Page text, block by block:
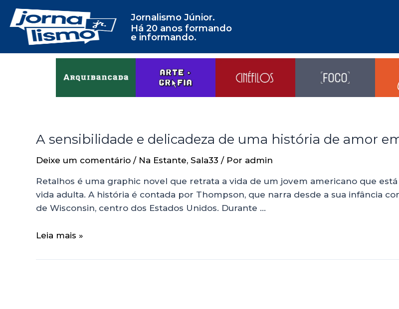
Jornalismo Júnior.
Há 20 anos formando
e informando.
A sensibilidade e delicadeza de uma história de amor
Deixe um comentário / Na Estante, Sala33 / Por admin
Retalhos é uma graphic novel que retrata a vida de um jovem americano que
vida adulta. A história é contada por Thompson, que narra desde a sua infância
de Wisconsin, centro dos Estados Unidos. Durante …
Leia mais »